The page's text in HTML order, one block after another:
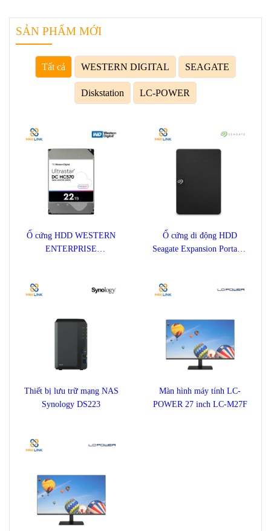
SẢN PHẨM MỚI
Tất cả WESTERN DIGITAL SEAGATE
Diskstation LC-POWER
Ổ cứng HDD WESTERN
ENTERPRISE
Ổ cứng di động HDD
Seagate Expansion Portable
Thiết bị lưu trữ mạng NAS
Synology DS223
Màn hình máy tính LC-
POWER 27 inch LC-M27F